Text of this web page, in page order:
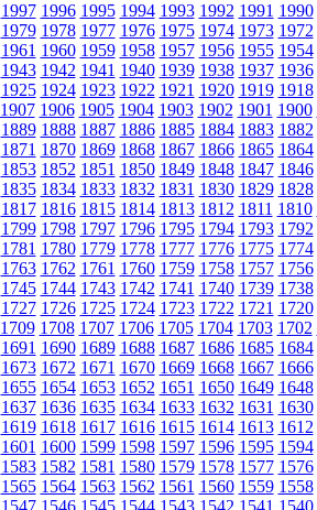
1997 1996 1995 1994 1993 1992 1991 1990
1979 1978 1977 1976 1975 1974 1973 1972
1961 1960 1959 1958 1957 1956 1955 1954
1943 1942 1941 1940 1939 1938 1937 1936
1925 1924 1923 1922 1921 1920 1919 1918
1907 1906 1905 1904 1903 1902 1901 1900
1889 1888 1887 1886 1885 1884 1883 1882
1871 1870 1869 1868 1867 1866 1865 1864
1853 1852 1851 1850 1849 1848 1847 1846
1835 1834 1833 1832 1831 1830 1829 1828
1817 1816 1815 1814 1813 1812 1811 1810
1799 1798 1797 1796 1795 1794 1793 1792
1781 1780 1779 1778 1777 1776 1775 1774
1763 1762 1761 1760 1759 1758 1757 1756
1745 1744 1743 1742 1741 1740 1739 1738
1727 1726 1725 1724 1723 1722 1721 1720
1709 1708 1707 1706 1705 1704 1703 1702
1691 1690 1689 1688 1687 1686 1685 1684
1673 1672 1671 1670 1669 1668 1667 1666
1655 1654 1653 1652 1651 1650 1649 1648
1637 1636 1635 1634 1633 1632 1631 1630
1619 1618 1617 1616 1615 1614 1613 1612
1601 1600 1599 1598 1597 1596 1595 1594
1583 1582 1581 1580 1579 1578 1577 1576
1565 1564 1563 1562 1561 1560 1559 1558
1547 1546 1545 1544 1543 1542 1541 1540